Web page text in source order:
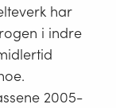
har
i indre
2005-